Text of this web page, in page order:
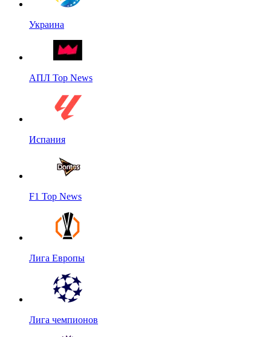
Украина
АПЛ Top News
Испания
F1 Top News
Лига Европы
Лига чемпионов